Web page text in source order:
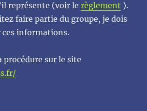
représente (voir lerèglement ).
faire partie du groupe, je dois
ces informations.
procédure sur le site